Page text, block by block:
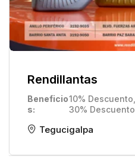
Rendillantas
Beneficio
s
10% Descuento
30% Descuento
Tegucigalpa